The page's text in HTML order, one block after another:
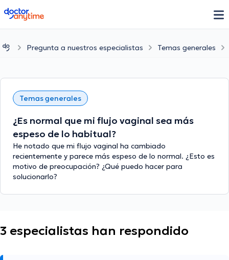
doctoranytime
Pregunta a nuestros especialistas Temas generales
Temas generales
¿Es normal que mi flujo vaginal sea más
espeso de lo habitual?
He notado que mi flujo vaginal ha cambiado
recientemente y parece más espeso de lo normal. ¿Esto es
motivo de preocupación? ¿Qué puedo hacer para
solucionarlo?
3 especialistas han respondido